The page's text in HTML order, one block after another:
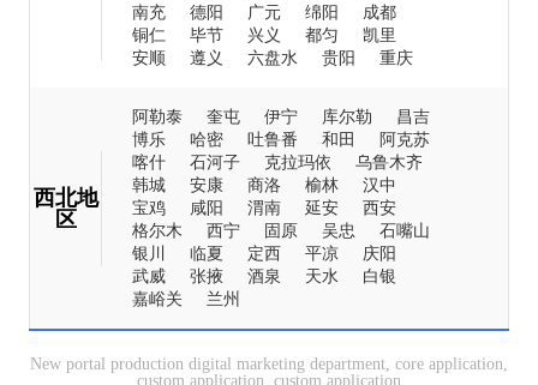
南充
德阳 广元 绵阳
成都
铜仁
毕节 兴义 都匀
凯里
安顺
遵义 六盘水 贵阳 重庆
西北地
区
阿勒泰 奎屯 伊宁 库尔勒
昌吉
博乐
哈密 吐鲁番 和田
阿克苏
喀什
石河子 克拉玛依
乌鲁木齐
韩城
安康 商洛 榆林
汉中
宝鸡
咸阳 渭南 延安
西安
格尔木
西宁 固原 吴忠
石嘴山
银川
临夏 定西 平凉
庆阳
武威
张掖 酒泉 天水
白银
嘉峪关
兰州
New portal production digital marketing department, core application,
custom application, custom application